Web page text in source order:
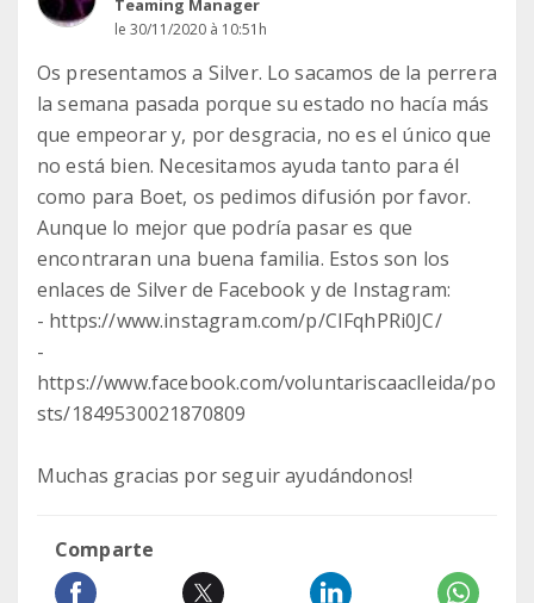
le 30/11/2020 à 10:51h
Os presentamos a Silver. Lo sacamos de la perrera
la semana pasada porque su estado no hacía más
que empeorar y, por desgracia, no es el único que
no está bien. Necesitamos ayuda tanto para él
como para Boet, os pedimos difusión por favor.
Aunque lo mejor que podría pasar es que
encontraran una buena familia. Estos son los
enlaces de Silver de Facebook y de Instagram:
- https://www.instagram.com/p/CIFqhPRi0JC/
-
https://www.facebook.com/voluntariscaaclleida/po
sts/1849530021870809
Muchas gracias por seguir ayudándonos!
Comparte